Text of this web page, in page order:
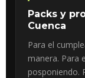
Packs y
Cuenca
Para el
manera. Para
posponiendo.